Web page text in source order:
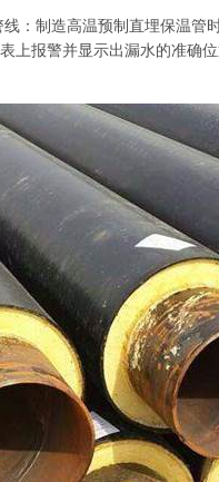
：制造高温预制直埋保温管
上报警并显示出漏水的准确